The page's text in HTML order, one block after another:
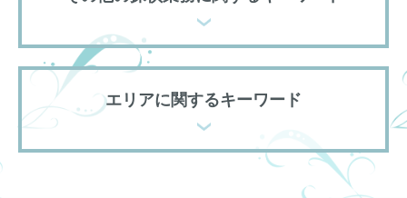
エリアに関するキーワード